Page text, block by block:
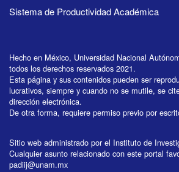
Sistema de Productividad Académica
Hecho en México, Universidad Nacional
todos los derechos reservados 2021.
Esta página y sus contenidos pueden ser
lucrativos, siempre y cuando no se mutile, se
dirección electrónica.
De otra forma, requiere permiso previo por
Sitio web administrado por el Instituto de
Cualquier asunto relacionado con este portal
padiij@unam.mx